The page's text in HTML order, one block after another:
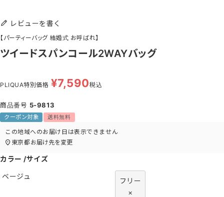
レビューを書く
【パーティーバッグ 結婚式 お呼ばれ】
ツイードスパンコール2WAYバッグ
PLIQUA特別価格 ¥7,590税込
商品番号 5-9813
クーポン対象 送料無料
この地域へのお届け日は表示できません
東京都 お届け先を変更
カラー サイズ
ベージュ
フリー
×